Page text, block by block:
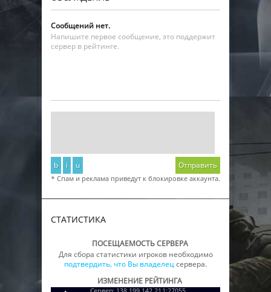
Сообщений нет.
Напишите первое сообщение, это поддержит
сервер в рейтинге.
b i u Отправить
* Спам и реклама приведут к блокировке аккаунта.
СТАТИСТИКА
ПОСЕЩАЕМОСТЬ СЕРВЕРА
Для сбора статистики игроков необходимо
подтвердить, что Вы владелецсервера.
ИЗМЕНЕНИЕ РЕЙТИНГА